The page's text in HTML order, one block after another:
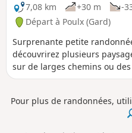
7,08 km
+30 m -
Départ à Poulx (Gard)
Surprenante petite
découvrirez plusieurs
sur de larges chemins ou
commencerez par un point
typique de garrigue et enfin
clôturés d'où vous pourrez
Pour plus de randonnées,